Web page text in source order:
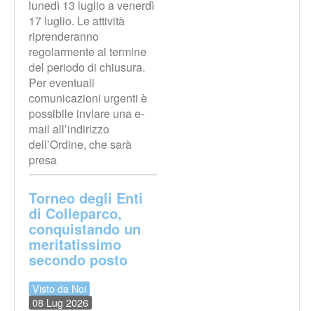
lunedì 13 luglio a venerdì
17 luglio. Le attività
riprenderanno
regolarmente al termine
del periodo di chiusura.
Per eventuali
comunicazioni urgenti è
possibile inviare una e-
mail all’indirizzo
dell’Ordine, che sarà
presa
Torneo degli Enti
di Colleparco,
conquistando un
meritatissimo
secondo posto
Visto da Noi
08 Lug 2026